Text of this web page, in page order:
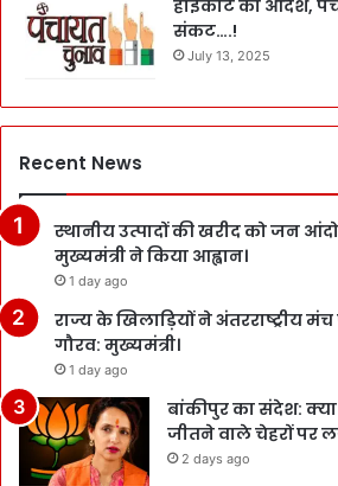
हाईकोर्ट का आदेश,
संकट….!
July 13, 2025
Recent News
स्थानीय उत्पादों की खरीद को जन
मुख्यमंत्री ने किया आह्वान।
1 day ago
राज्य के खिलाड़ियों ने अंतरराष्ट्रीय
गौरव: मुख्यमंत्री।
1 day ago
बांकीपुर का संदेश:
जीतने वाले चेहरों पर
2 days ago